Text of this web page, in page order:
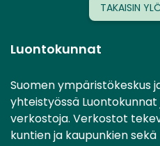
TAKAISIN
Luontokunnat
Suomen ympäristökeskus
yhteistyössä
verkostoja. Verkostot
kuntien ja kaupunkien